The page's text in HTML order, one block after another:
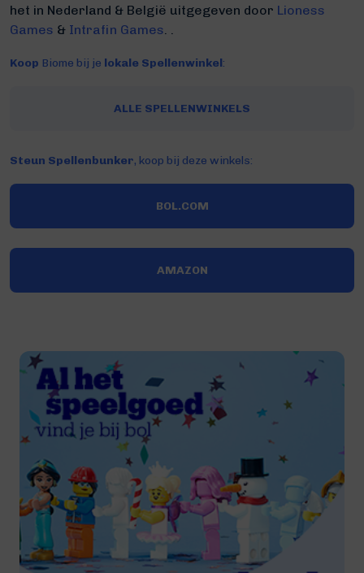
het in Nederland & België uitgegeven door Lioness
Games & Intrafin Games. .
Koop Biome bij je lokale Spellenwinkel:
ALLE SPELLENWINKELS
Steun Spellenbunker, koop bij deze winkels:
BOL.COM
AMAZON